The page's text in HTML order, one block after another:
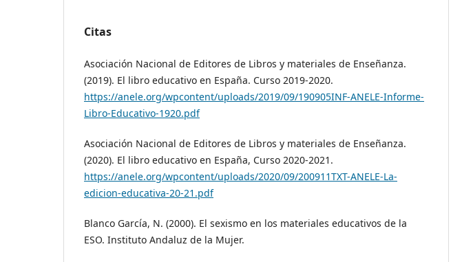
Citas
Asociación Nacional de Editores de Libros y materiales de Enseñanza.
(2019). El libro educativo en España. Curso 2019-2020.
https://anele.org/wpcontent/uploads/2019/09/190905INF-ANELE-Informe-
Libro-Educativo-1920.pdf
Asociación Nacional de Editores de Libros y materiales de Enseñanza.
(2020). El libro educativo en España, Curso 2020-2021.
https://anele.org/wpcontent/uploads/2020/09/200911TXT-ANELE-La-
edicion-educativa-20-21.pdf
Blanco García, N. (2000). El sexismo en los materiales educativos de la
ESO. Instituto Andaluz de la Mujer.